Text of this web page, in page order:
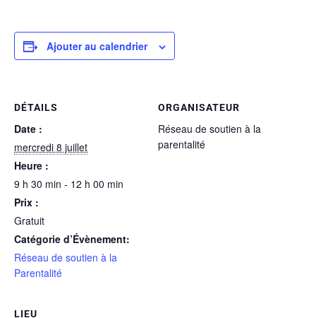
Ajouter au calendrier
DÉTAILS
Date :
mercredi 8 juillet
Heure :
9 h 30 min - 12 h 00 min
Prix :
Gratuit
Catégorie d’Évènement:
Réseau de soutien à la
Parentalité
ORGANISATEUR
Réseau de soutien à la
parentalité
LIEU